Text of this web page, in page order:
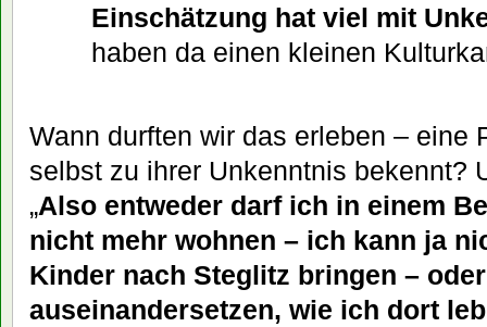
Einschätzung hat viel mit
haben da einen kleinen
Wann durften wir das erleben – eine
selbst zu ihrer Unkenntnis bekennt?
„Also entweder darf ich in einem
nicht mehr wohnen – ich kann ja
Kinder nach Steglitz bringen –
auseinandersetzen, wie ich dort